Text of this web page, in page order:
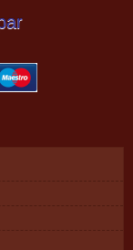
du 4 oct au 19 oct
Ha - Marché
Nguyen (